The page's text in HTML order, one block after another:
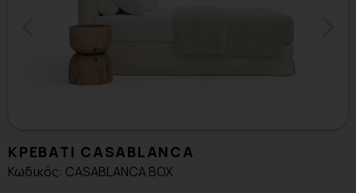
ΚΡΕΒΑΤΙ CASABLANCA
Κωδικός: CASABLANCA BOX